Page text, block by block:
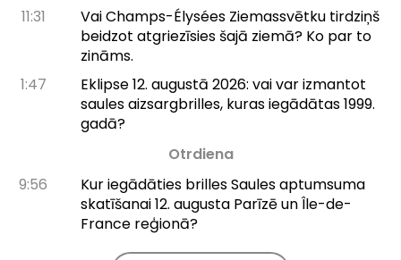
11:31
Vai Champs-Élysées Ziemassvētku tirdziņš
beidzot atgriezīsies šajā ziemā? Ko par to
zināms.
1:47
Eklipse 12. augustā 2026: vai var izmantot
saules aizsargbrilles, kuras iegādātas 1999.
gadā?
Otrdiena
9:56
Kur iegādāties brilles Saules aptumsuma
skatīšanai 12. augusta Parīzē un Île-de-
France reģionā?